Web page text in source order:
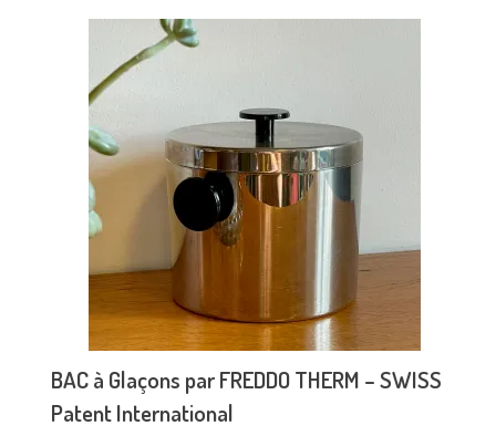
BAC à Glaçons par FREDDO THERM – SWISS
Patent International